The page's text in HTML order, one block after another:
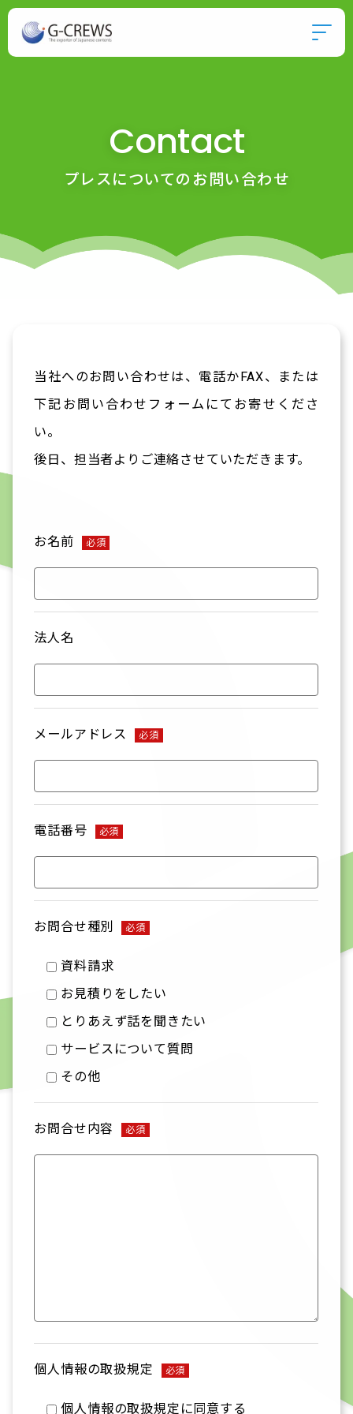
Contact
プレスについてのお問い合わせ
当社へのお問い合わせは、電話かFAX、または
下記お問い合わせフォームにてお寄せくださ
い。
後日、担当者よりご連絡させていただきます。
お名前 必須
法人名
メールアドレス 必須
電話番号 必須
お問合せ種別 必須
資料請求
お見積りをしたい
とりあえず話を聞きたい
サービスについて質問
その他
お問合せ内容 必須
個人情報の取扱規定 必須
個人情報の取扱規定に同意する